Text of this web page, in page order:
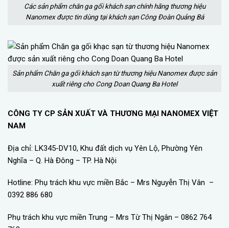
Các sản phẩm chăn ga gối khách sạn chính hãng thương hiệu
Nanomex được tin dùng tại khách sạn Công Đoàn Quảng Bá
Sản phẩm Chăn ga gối khách sạn từ thương hiệu Nanomex được sản
xuất riêng cho Cong Doan Quang Ba Hotel
CÔNG TY CP SẢN XUẤT VÀ THƯƠNG MẠI NANOMEX VIỆT
NAM
Địa chỉ: LK345-DV10, Khu đất dịch vụ Yên Lộ, Phường Yên
Nghĩa – Q. Hà Đông – TP. Hà Nội
Hotline: Phụ trách khu vực miền Bắc – Mrs Nguyễn Thị Vân –
0392 886 680
Phụ trách khu vực miền Trung – Mrs Từ Thị Ngân – 0862 764